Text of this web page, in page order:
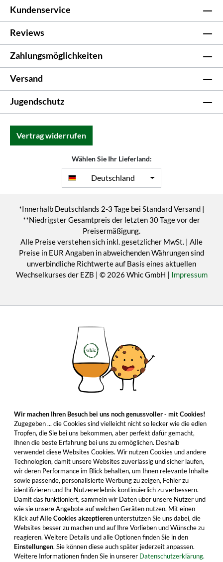
Kundenservice
Reviews
Zahlungsmöglichkeiten
Versand
Jugendschutz
Vertrag widerrufen
Wählen Sie Ihr Lieferland:
Deutschland
*Innerhalb Deutschlands 2-3 Tage bei Standard Versand |
**Niedrigster Gesamtpreis der letzten 30 Tage vor der
Preisermäßigung.
Alle Preise verstehen sich inkl. gesetzlicher MwSt. | Alle
Preise in EUR Angaben in abweichenden Währungen sind
unverbindliche Richtwerte auf Basis eines aktuellen
Wechselkurses der EZB | © 2026 Whic GmbH | Impressum
Wir machen Ihren Besuch bei uns noch genussvoller - mit Cookies!
Zugegeben ... die Cookies sind vielleicht nicht so lecker wie die edlen
Tropfen, die Sie bei uns bekommen, aber perfekt dafür gemacht,
Ihnen die beste Erfahrung bei uns zu ermöglichen. Deshalb
verwendet diese Websites Cookies. Wir nutzen Cookies und andere
Technologien, damit unsere Websites zuverlässig und sicher laufen,
wir deren Performance im Blick behalten, um Ihnen relevante Inhalte
sowie passende, personalisierte Werbung zu zeigen, Fehler zu
identifizieren und Ihr Nutzererlebnis kontinuierlich zu verbessern.
Damit das funktioniert, sammeln wir Daten über unsere Nutzer und
wie sie unsere Angebote auf welchen Geräten nutzen. Mit einen
Klick aufAlle Cookies akzeptierenunterstützen Sie uns dabei, die
Websites besser zu machen und auf Ihre Vorlieben und Wünsche zu
reagieren. Weitere Details und alle Optionen finden Sie in den
Einstellungen. Sie können diese auch später jederzeit anpassen.
Weitere Informationen finden Sie in unserer Datenschutzerklärung.